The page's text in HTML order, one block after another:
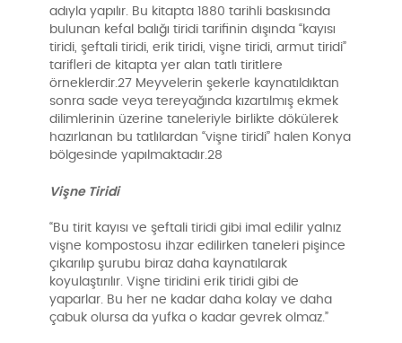
adıyla yapılır. Bu kitapta 1880 tarihli baskısında
bulunan kefal balığı tiridi tarifinin dışında “kayısı
tiridi, şeftali tiridi, erik tiridi, vişne tiridi, armut tiridi”
tarifleri de kitapta yer alan tatlı tiritlere
örneklerdir.27 Meyvelerin şekerle kaynatıldıktan
sonra sade veya tereyağında kızartılmış ekmek
dilimlerinin üzerine taneleriyle birlikte dökülerek
hazırlanan bu tatlılardan “vişne tiridi” halen Konya
bölgesinde yapılmaktadır.28
Vişne Tiridi
“Bu tirit kayısı ve şeftali tiridi gibi imal edilir yalnız
vişne kompostosu ihzar edilirken taneleri pişince
çıkarılıp şurubu biraz daha kaynatılarak
koyulaştırılır. Vişne tiridini erik tiridi gibi de
yaparlar. Bu her ne kadar daha kolay ve daha
çabuk olursa da yufka o kadar gevrek olmaz.”